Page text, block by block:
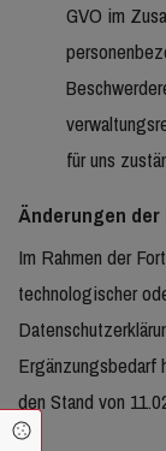
GVO im
für uns
Änderungen
Im Rahmen der
technologischer
Ergänzungsbedarf
den Stand von